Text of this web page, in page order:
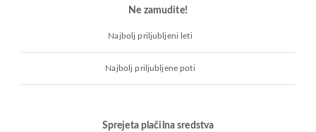
Ne zamudite!
Najbolj priljubljeni leti
Najbolj priljubljene poti
Sprejeta plačilna sredstva